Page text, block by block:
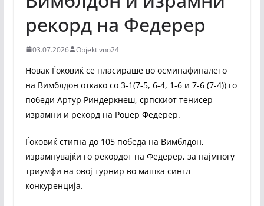
рекорд на Федерер
03.07.2026 Objektivno24
Новак Ѓоковиќ се пласираше во осминафиналето
на Вимблдон откако со 3-1(7-5, 6-4, 1-6 и 7-6 (7-4)) го
победи Артур Риндеркнеш, српскиот тенисер
израмни и рекорд на Роџер Федерер.
Ѓоковиќ стигна до 105 победа на Вимблдон,
израмнувајќи го рекордот на Федерер, за најмногу
триумфи на овој турнир во машка сингл
конкуренција.